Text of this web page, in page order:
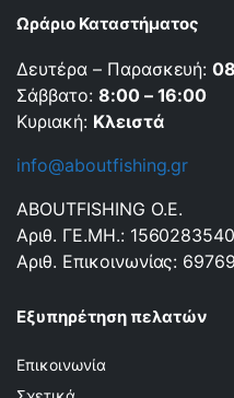
Ωράριο Καταστήματος
Δευτέρα – Παρασκευή:
Σάββατο: 8:00 – 16:00
Κυριακή: Κλειστά
info@aboutfishing.gr
ABOUTFISHING Ο.Ε.
Αριθ. ΓΕ.ΜΗ.:
Αριθ. Επικοινωνίας:
Εξυπηρέτηση πελατών
Επικοινωνία